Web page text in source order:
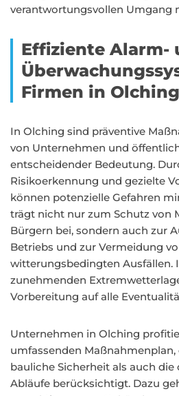
verantwortungsvollen Umgang
Effiziente Alarm-
Firmen in Olching
In Olching sind präventive
von Unternehmen und
entscheidender Bedeutung.
Risikoerkennung und gezielte
können potenzielle Gefahren
trägt nicht nur zum Schutz von
Bürgern bei, sondern auch zur
Betriebs und zur Vermeidung
witterungsbedingten Ausfällen.
zunehmenden
Vorbereitung auf alle
Unternehmen in Olching
umfassenden
bauliche Sicherheit als auch
Abläufe berücksichtigt. Dazu